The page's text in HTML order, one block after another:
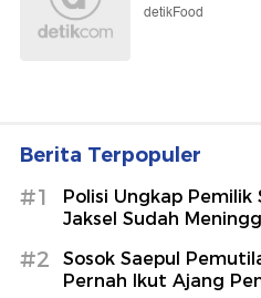
detikFood
Berita Terpopuler
#1
Polisi Ungkap Pemilik
Jaksel Sudah
#2
Sosok Saepul
Pernah Ikut Ajang